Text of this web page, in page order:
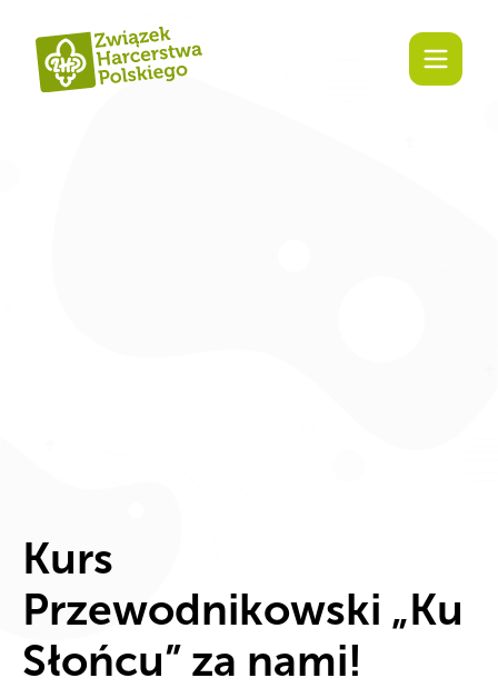
Kurs
Przewodnikowski „Ku
Słońcu” za nami!